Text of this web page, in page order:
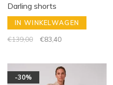
Darling shorts
IN WINKELWAGEN
€139,00 €83,40
-30%